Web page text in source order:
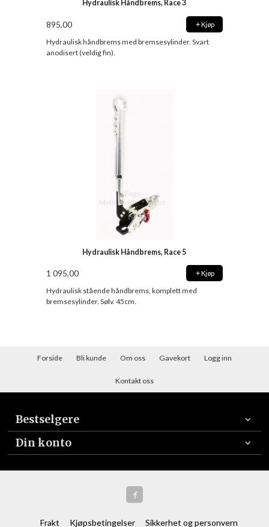
Hydraulisk Håndbrems, Race 3
895,00 Kjøp
Hydraulisk håndbrems med bremsesylinder. Svart
anodisert (veldig fin).
Hydraulisk Håndbrems, Race 5
1 095,00 Kjøp
Hydraulisk stående håndbrems, komplett med
bremsesylinder. Sølv. 45cm.
Forside Bli kunde Om oss Gavekort Logg inn
Kontakt oss
Bestselgere
Din konto
Frakt Kjøpsbetingelser Sikkerhet og personvern